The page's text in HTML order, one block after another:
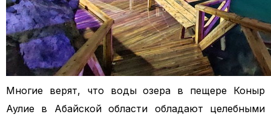
Многие верят, что воды озера в пещере Коныр
Аулие в Абайской области обладают целебными